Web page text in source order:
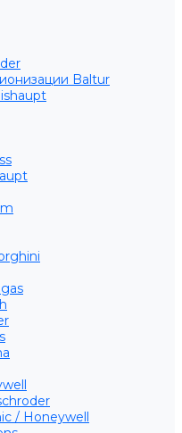
Baltur
/ Honeywell